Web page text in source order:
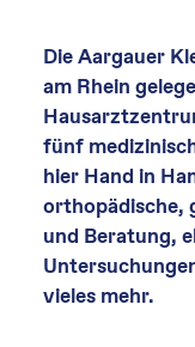
Die Aargauer
am Rhein
fünf
hier Hand in
orthopädische,
und Beratung,
vieles mehr.